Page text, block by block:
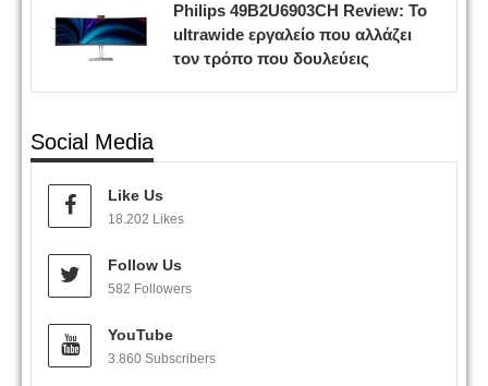
Philips 49B2U6903CH Review: Το
ultrawide εργαλείο που αλλάζει
τον τρόπο που δουλεύεις
Social Media
Like Us
18.202 Likes
Follow Us
582 Followers
YouTube
3.860 Subscribers